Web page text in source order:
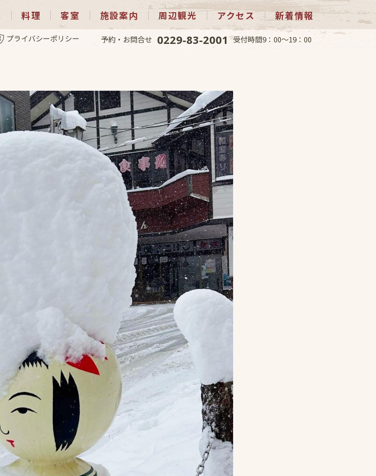
料理 客室 施設案内 周辺観光 アクセス 新着情報
プライバシーポリシー 予約・お問合せ 0229-83-2001 受付時間9：00～19：00